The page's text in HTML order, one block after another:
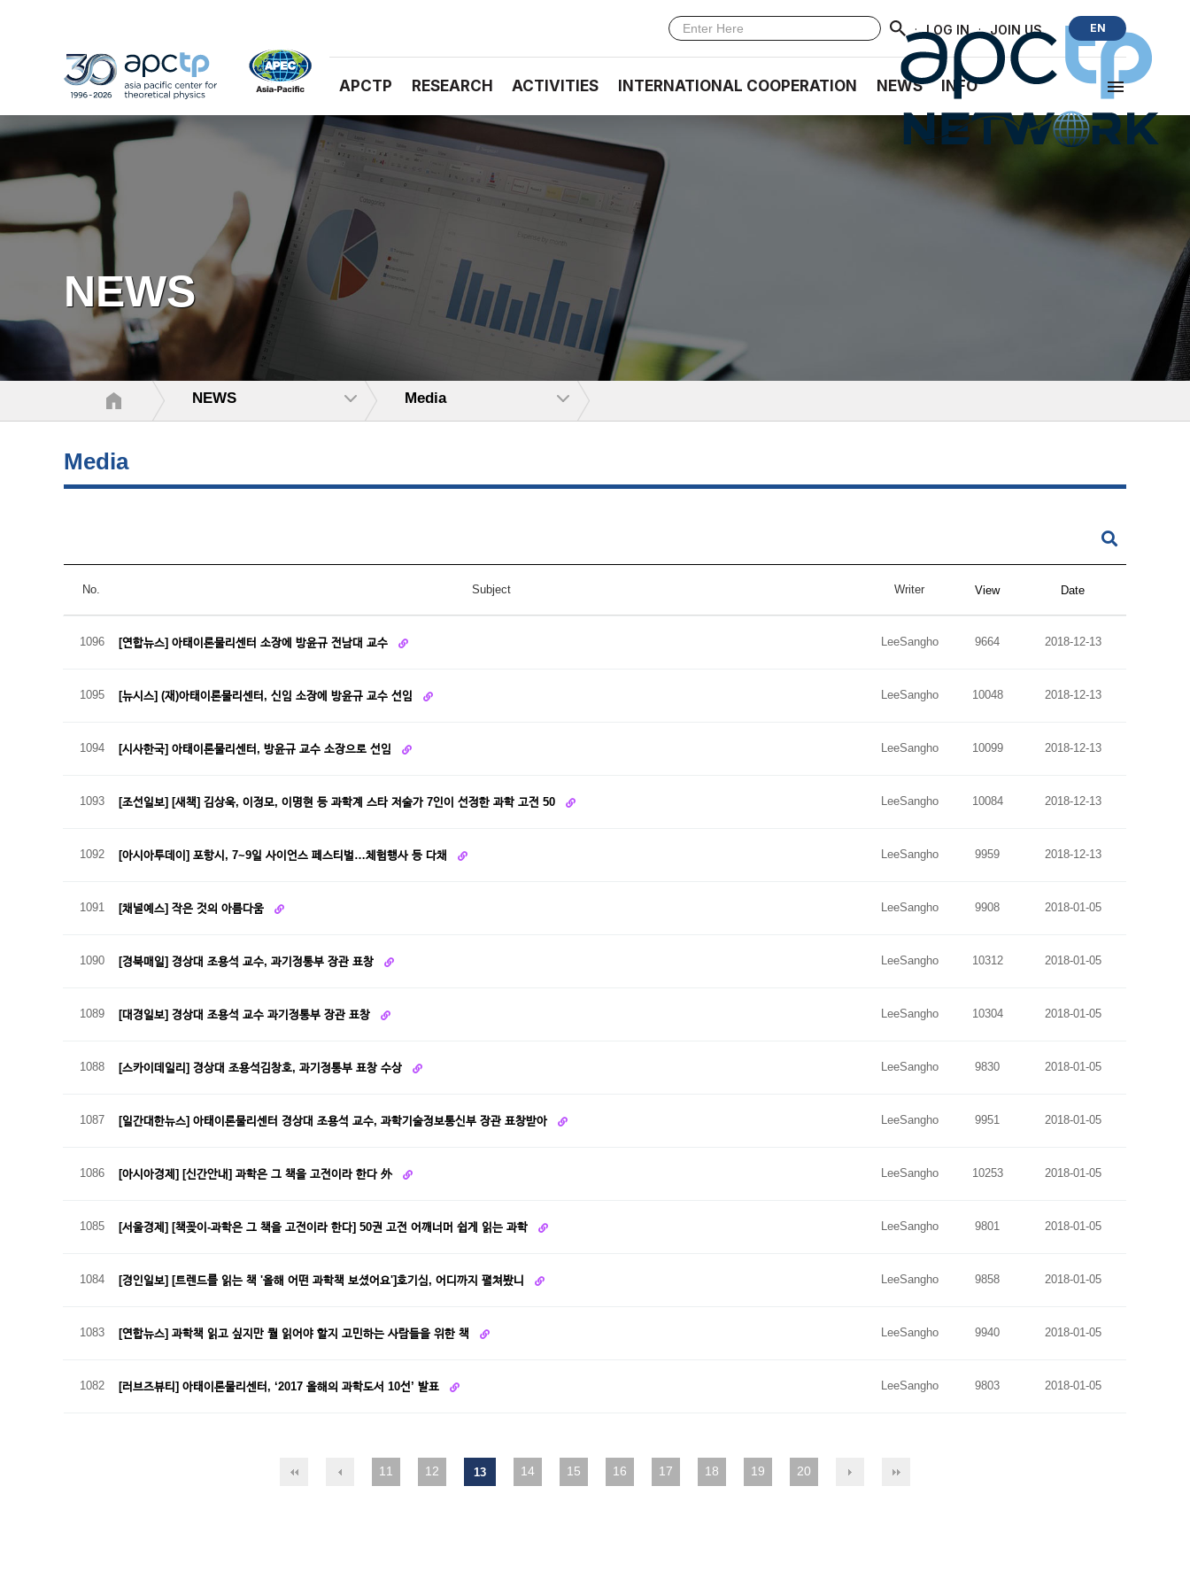
· LOG IN · JOIN US EN
APCTP RESEARCH ACTIVITIES INTERNATIONAL COOPERATION NEWS INFO
NEWS
NEWS Media
Media
No. Subject Writer View Date
1096 [연합뉴스] 아태이론물리센터 소장에 방윤규 전남대 교수 LeeSangho 9664 2018-12-13
1095 [뉴시스] (재)아태이론물리센터, 신임 소장에 방윤규 교수 선임 LeeSangho 10048 2018-12-13
1094 [시사한국] 아태이론물리센터, 방윤규 교수 소장으로 선임 LeeSangho 10099 2018-12-13
1093 [조선일보] [새책] 김상욱, 이정모, 이명현 등 과학계 스타 저술가 7인이 선정한 과학 고전 50 LeeSangho 10084 2018-12-13
1092 [아시아투데이] 포항시, 7~9일 사이언스 페스티벌…체험행사 등 다채 LeeSangho 9959 2018-12-13
1091 [채널예스] 작은 것의 아름다움 LeeSangho 9908 2018-01-05
1090 [경북매일] 경상대 조용석 교수, 과기정통부 장관 표창 LeeSangho 10312 2018-01-05
1089 [대경일보] 경상대 조용석 교수 과기정통부 장관 표창 LeeSangho 10304 2018-01-05
1088 [스카이데일리] 경상대 조용석김창호, 과기정통부 표창 수상 LeeSangho 9830 2018-01-05
1087 [일간대한뉴스] 아태이론물리센터 경상대 조용석 교수, 과학기술정보통신부 장관 표창받아 LeeSangho 9951 2018-01-05
1086 [아시아경제] [신간안내] 과학은 그 책을 고전이라 한다 外 LeeSangho 10253 2018-01-05
1085 [서울경제] [책꽂이-과학은 그 책을 고전이라 한다] 50권 고전 어깨너머 쉽게 읽는 과학 LeeSangho 9801 2018-01-05
1084 [경인일보] [트렌드를 읽는 책 '올해 어떤 과학책 보셨어요']호기심, 어디까지 펼쳐봤니 LeeSangho 9858 2018-01-05
1083 [연합뉴스] 과학책 읽고 싶지만 뭘 읽어야 할지 고민하는 사람들을 위한 책 LeeSangho 9940 2018-01-05
1082 [러브즈뷰티] 아태이론물리센터, ‘2017 올해의 과학도서 10선’ 발표 LeeSangho 9803 2018-01-05
11 12 13 14 15 16 17 18 19 20